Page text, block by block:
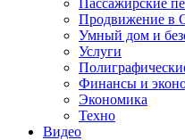
Пассажирские
Продвижение в
Умный дом и
Услуги
Финансы и
Экономика
Техно
Видео